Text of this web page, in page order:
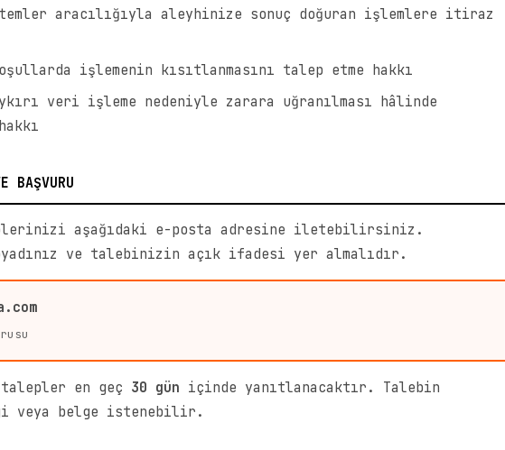
aracılığıyla aleyhinize sonuç doğuran işlemlere itiraz
işlemenin kısıtlanmasını talep etme hakkı
veri işleme nedeniyle zarara uğranılması hâlinde
BAŞVURU
aşağıdaki e-posta adresine iletebilirsiniz.
ve talebinizin açık ifadesi yer almalıdır.
talepler en geç 30 gün içinde yanıtlanacaktır. Talebin
veya belge istenebilir.